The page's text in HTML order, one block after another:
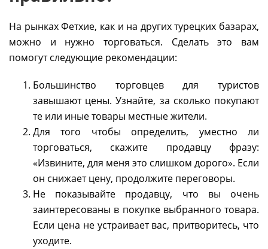
На рынках Фетхие, как и на других турецких базарах,
можно и нужно торговаться. Сделать это вам
помогут следующие рекомендации:
Большинство торговцев для туристов
завышают цены. Узнайте, за сколько покупают
те или иные товары местные жители.
Для того чтобы определить, уместно ли
торговаться, скажите продавцу фразу:
«Извините, для меня это слишком дорого». Если
он снижает цену, продолжите переговоры.
Не показывайте продавцу, что вы очень
заинтересованы в покупке выбранного товара.
Если цена не устраивает вас, притворитесь, что
уходите.